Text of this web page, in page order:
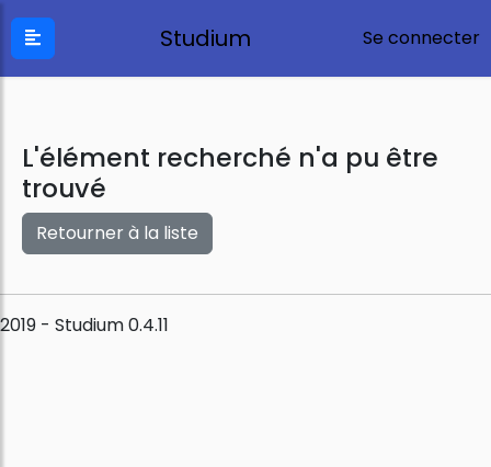
Studium Se connecter
L'élément recherché n'a pu être
trouvé
Retourner à la liste
2019 - Studium 0.4.11